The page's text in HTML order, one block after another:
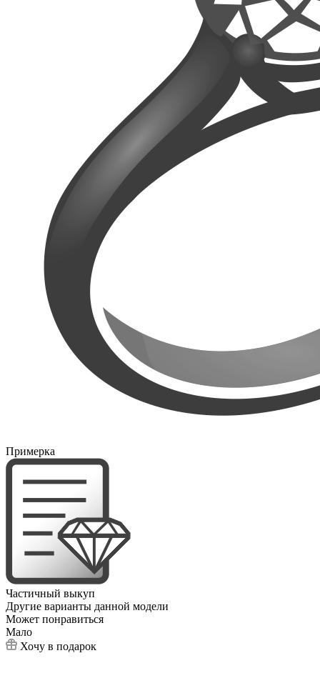
Примерка
Частичный выкуп
Другие варианты данной модели
Может понравиться
Мало
Хочу в подарок